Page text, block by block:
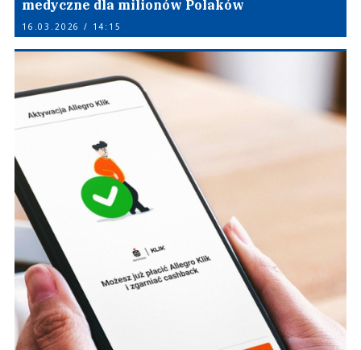
medyczne dla milionów Polaków
16.03.2026 / 14:15